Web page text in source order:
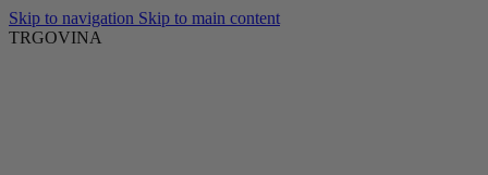
Skip to navigation Skip to main content
TRGOVINA